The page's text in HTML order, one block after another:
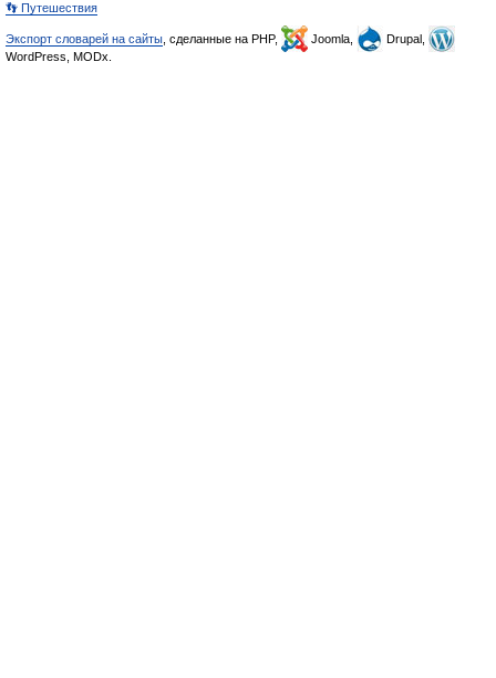
👣 Путешествия
Экспорт словарей на сайты , сделанные на PHP, Joomla,
Drupal,
WordPress, MODx.